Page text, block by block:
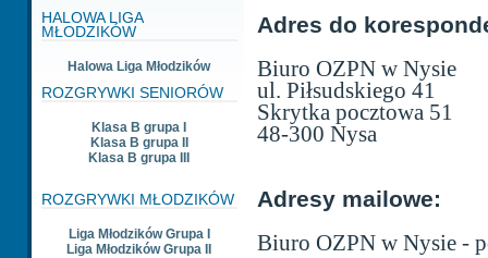
HALOWA LIGA
MŁODZIKÓW
Halowa Liga Młodzików
ROZGRYWKI SENIORÓW
Klasa B grupa I
Klasa B grupa II
Klasa B grupa III
ROZGRYWKI MŁODZIKÓW
Liga Młodzików Grupa I
Liga Młodzików Grupa II
Adres do
Biuro OZPN w Nysie
ul. Piłsudskiego 41
Skrytka pocztowa 51
48-300 Nysa
Adresy mailowe:
Biuro OZPN w Nysie -